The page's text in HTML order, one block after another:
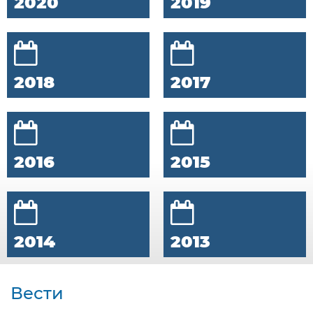
2018 2017
2016 2015
2014 2013
Вести